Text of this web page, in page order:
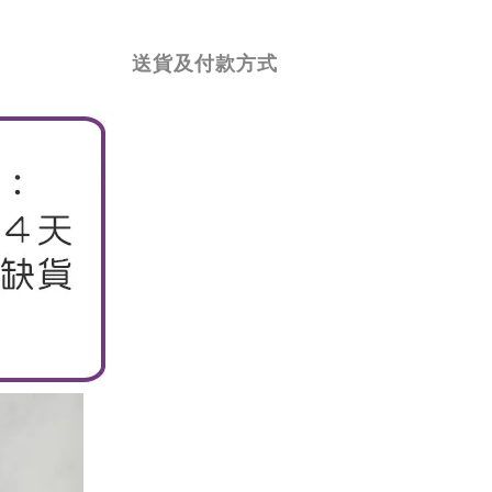
送貨及付款方式